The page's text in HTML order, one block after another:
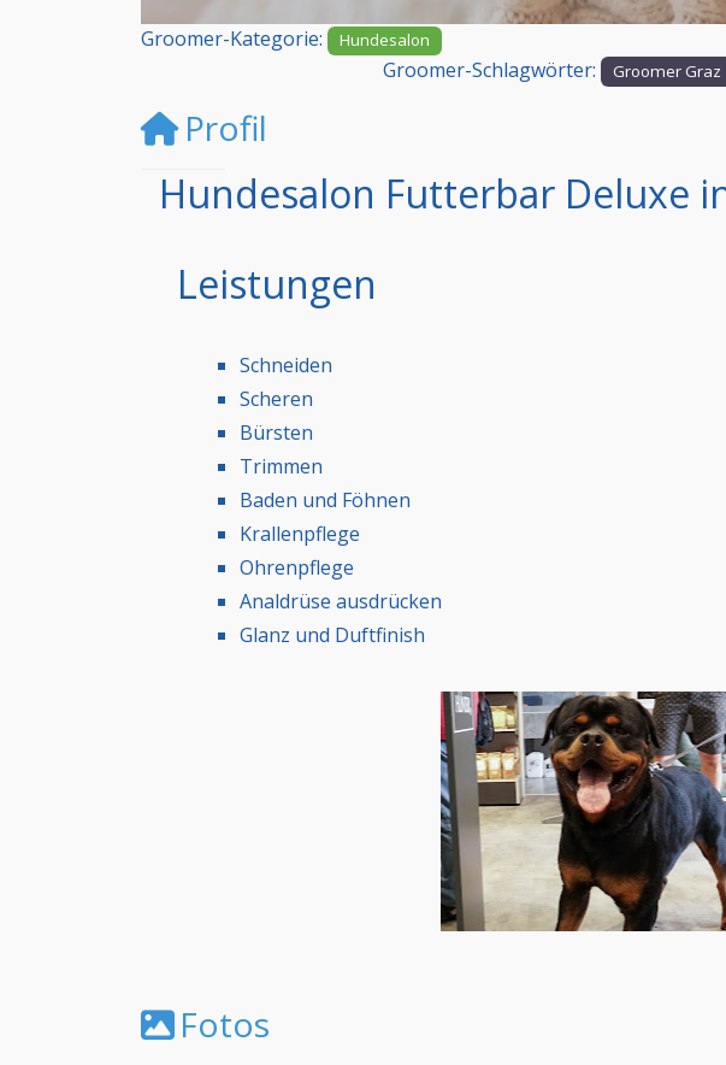
Groomer-Kategorie: Hundesalon
Groomer-Schlagwörter: Groomer Graz
Profil
Hundesalon Futterbar Deluxe
Leistungen
Schneiden
Scheren
Bürsten
Trimmen
Baden und Föhnen
Krallenpflege
Ohrenpflege
Analdrüse ausdrücken
Glanz und Duftfinish
Fotos